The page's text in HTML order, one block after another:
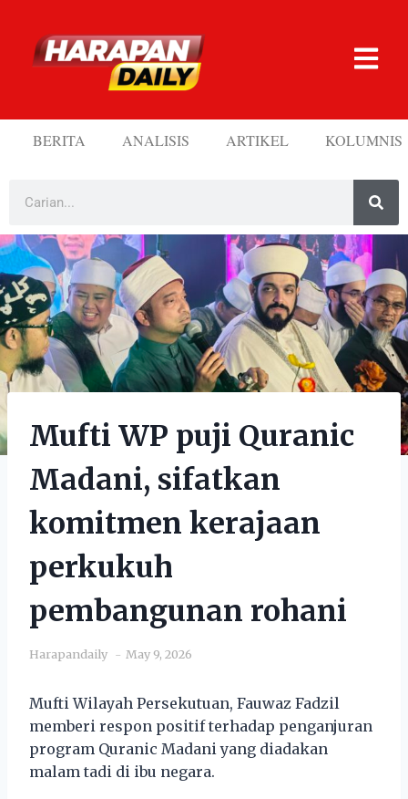
BERITA ANALISIS ARTIKEL KOLUMNIS
Mufti WP puji Quranic
Madani, sifatkan
komitmen kerajaan
perkukuh
pembangunan rohani
Harapandaily May 9, 2026
Mufti Wilayah Persekutuan, Fauwaz Fadzil
memberi respon positif terhadap penganjuran
program Quranic Madani yang diadakan
malam tadi di ibu negara.